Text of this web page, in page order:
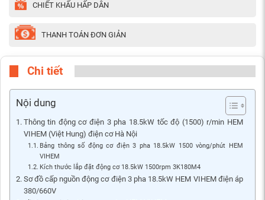
CHIẾT KHẤU HẤP DẪN
THANH TOÁN ĐƠN GIẢN
Chi tiết
Nội dung
Thông tin động cơ điện 3 pha 18.5kW tốc độ (1500) r/min HEM
VIHEM (Việt Hung) điện cơ Hà Nội
Bảng thông số động cơ điện 3 pha 18.5kW 1500 vòng/phút HEM
VIHEM
Kích thước lắp đặt động cơ 18.5kW 1500rpm 3K180M4
Sơ đồ cấp nguồn động cơ điện 3 pha 18.5kW HEM VIHEM điện áp
380/660V